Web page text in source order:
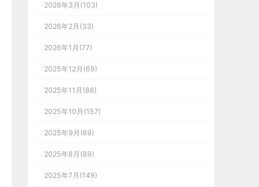
2026年3月(103)
2026年2月(33)
2026年1月(77)
2025年12月(69)
2025年11月(88)
2025年10月(157)
2025年9月(69)
2025年8月(89)
2025年7月(149)